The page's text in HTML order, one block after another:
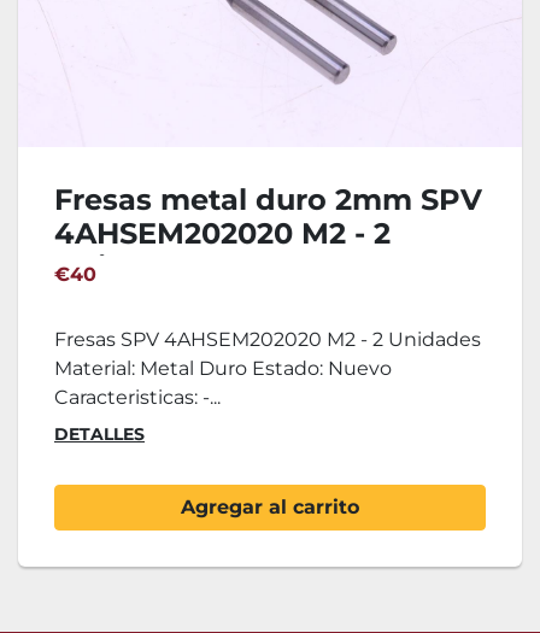
Fresas metal duro 2mm SPV
4AHSEM202020 M2 - 2
Unidades
€40
Fresas SPV 4AHSEM202020 M2 - 2 Unidades
Material: Metal Duro Estado: Nuevo
Caracteristicas: -...
DETALLES
Agregar al carrito